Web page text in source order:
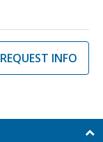
REQUEST INFO